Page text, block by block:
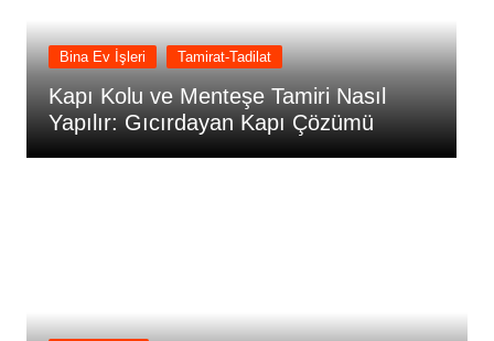
Bina Ev İşleri Tamirat-Tadilat
Kapı Kolu ve Menteşe Tamiri Nasıl
Yapılır: Gıcırdayan Kapı Çözümü